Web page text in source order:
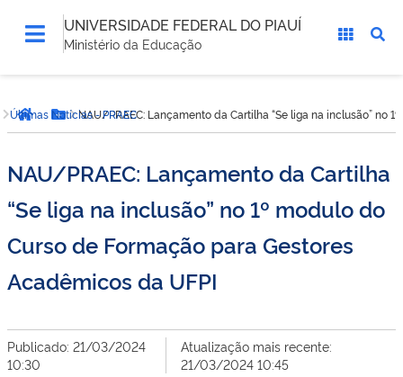
UNIVERSIDADE FEDERAL DO PIAUÍ
Ministério da Educação
está
aqui:Página inicial
Botão Menu
Últimas Notícias - PRAECNAU/PRAEC: Lançamento da Cartilha “Se liga na inclusão” no
NAU/PRAEC: Lançamento da Cartilha
“Se liga na inclusão” no 1º modulo do
Curso de Formação para Gestores
Acadêmicos da UFPI
Publicado: 21/03/2024
10:30
Atualização mais recente:
21/03/2024 10:45